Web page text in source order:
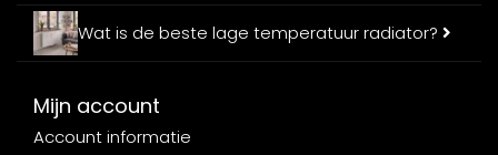
Wat is de beste lage temperatuur radiator?
Mijn account
Account informatie